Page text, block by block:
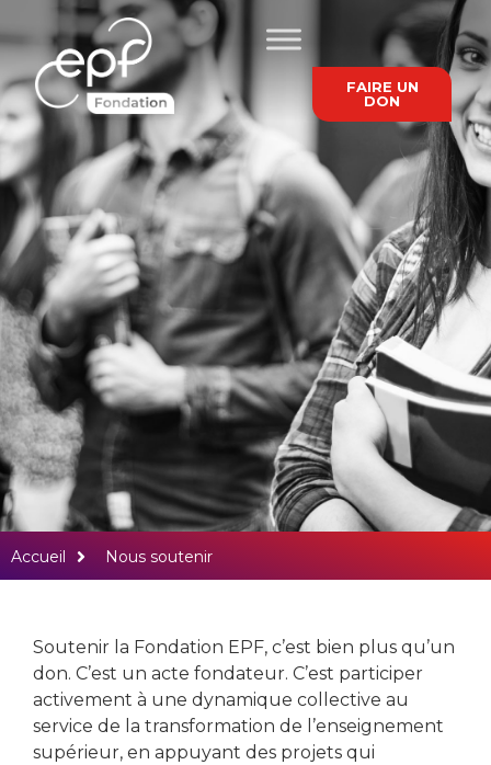
FAIRE UN
DON
Ensemble, donnons
vie à une ingénierie
responsable, plus
engagée
Accueil Nous soutenir
Soutenir la Fondation EPF, c’est bien plus qu’un
don. C’est un acte fondateur. C’est participer
activement à une dynamique collective au
service de la transformation de l’enseignement
supérieur, en appuyant des projets qui